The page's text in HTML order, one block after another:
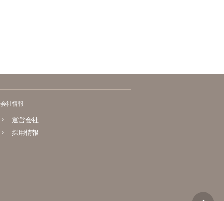
会社情報
運営会社
採用情報